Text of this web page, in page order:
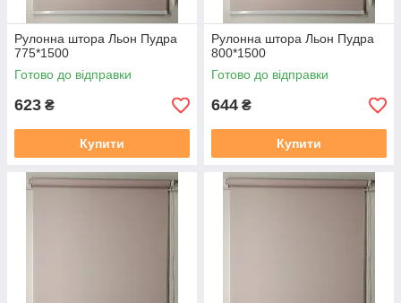
Рулонна штора Льон Пудра
775*1500
Готово до відправки
623 ₴
Купити
Рулонна штора Льон Пудра
800*1500
Готово до відправки
644 ₴
Купити